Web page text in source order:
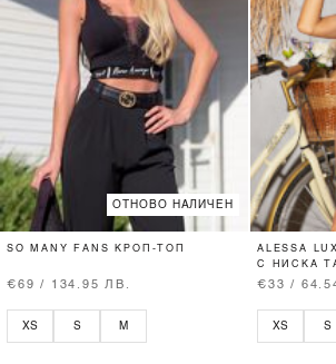
ОТНОВО НАЛИЧЕН
SO MANY FANS КРОП-ТОП
€69 / 134.95 ЛВ.
XS S M
ALESSA
С НИСКА
€33 /
XS S